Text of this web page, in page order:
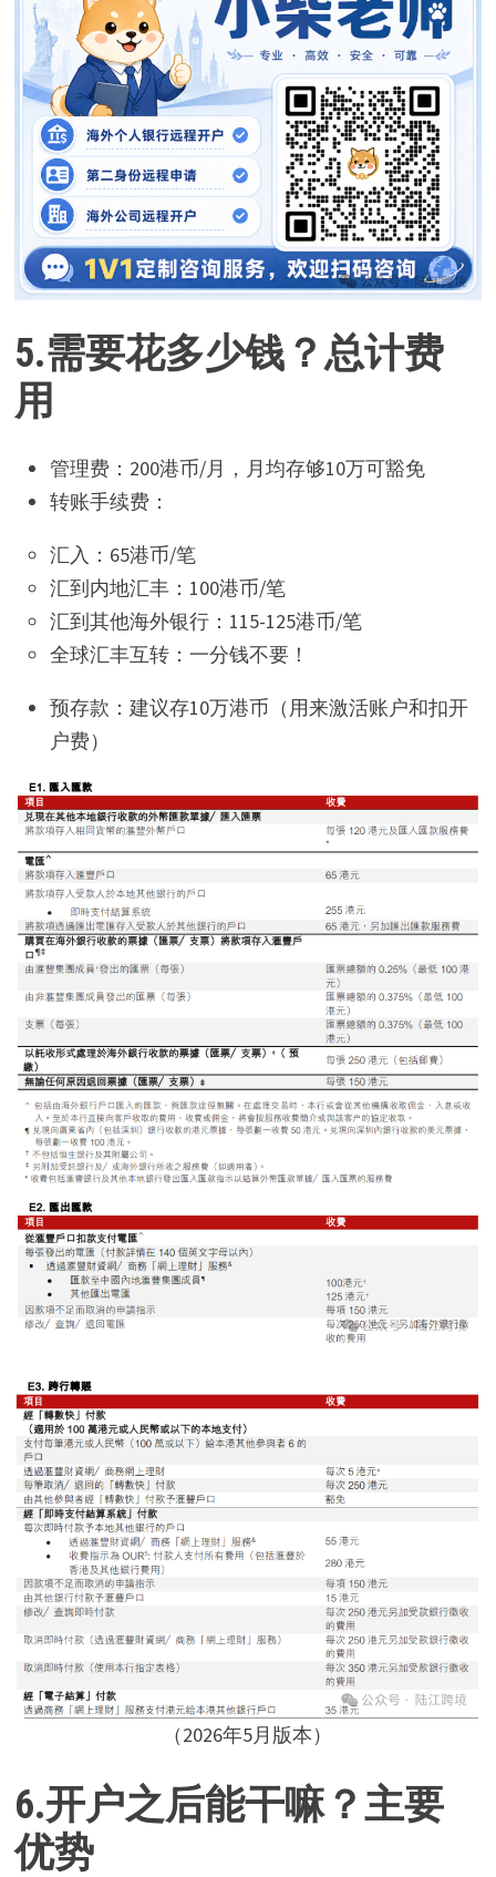
5.需要花多少钱？总计费
用
管理费：200港币/月，月均存够10万可豁免
转账手续费：
汇入：65港币/笔
汇到内地汇丰：100港币/笔
汇到其他海外银行：115-125港币/笔
全球汇丰互转：一分钱不要！
预存款：建议存10万港币（用来激活账户和扣开
户费）
（2026年5月版本）
6.开户之后能干嘛？主要
优势